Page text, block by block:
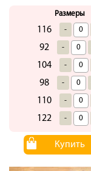
Размеры
116 -
92 -
104 -
98 -
110 -
122 -
Купить